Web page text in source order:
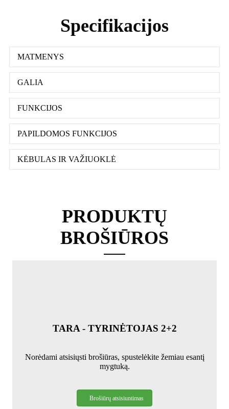
Specifikacijos
MATMENYS
GALIA
FUNKCIJOS
PAPILDOMOS FUNKCIJOS
KĖBULAS IR VAŽIUOKLĖ
PRODUKTŲ
BROŠIŪROS
TARA - TYRINĖTOJAS 2+2
Norėdami atsisiųsti brošiūras, spustelėkite žemiau esantį
mygtuką.
Brošiūrų atsisiuntimas